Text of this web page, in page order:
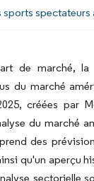
sports spectateurs
de marché,
du marché
créées par
du marché
des
qu'un aperçu
sectorielle